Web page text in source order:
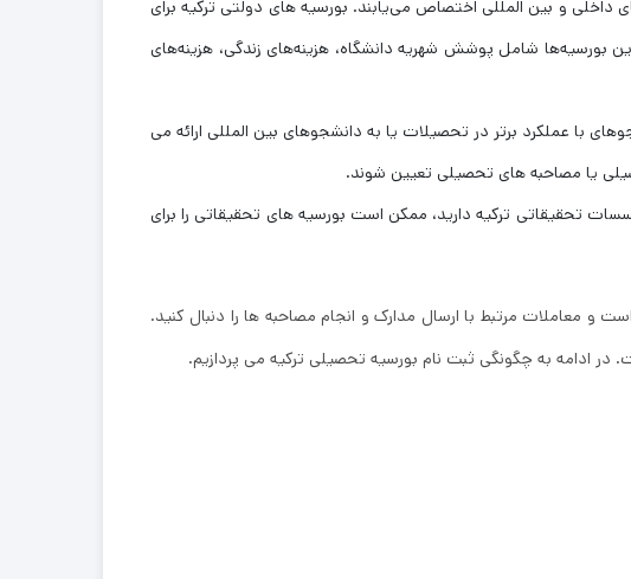
و بین ‌المللی اختصاص می‌یابند. بورسیه‌ های دولتی ترکیه برای
بورسیه‌ها شامل پوشش شهریه دانشگاه، هزینه‌های زندگی، هزینه‌های
با عملکرد برتر در تحصیلات یا به دانشجوهای بین ‌المللی ارائه می
یا مصاحبه ‌های تحصیلی تعیین شوند.
تحقیقاتی ترکیه دارید، ممکن است بورسیه ‌های تحقیقاتی را برای
و معاملات مرتبط با ارسال مدارک و انجام مصاحبه ‌ها را دنبال کنید.
ادامه به چگونگی ثبت نام بورسیه تحصیلی ترکیه می پردازیم.